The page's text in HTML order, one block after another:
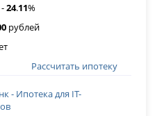
-24.11%
рублей
Рассчитать ипотеку
- Ипотека для IT-